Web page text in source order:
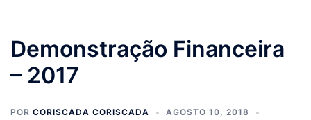
Demonstração Financeira
– 2017
POR CORISCADA CORISCADA
AGOSTO 10, 2018